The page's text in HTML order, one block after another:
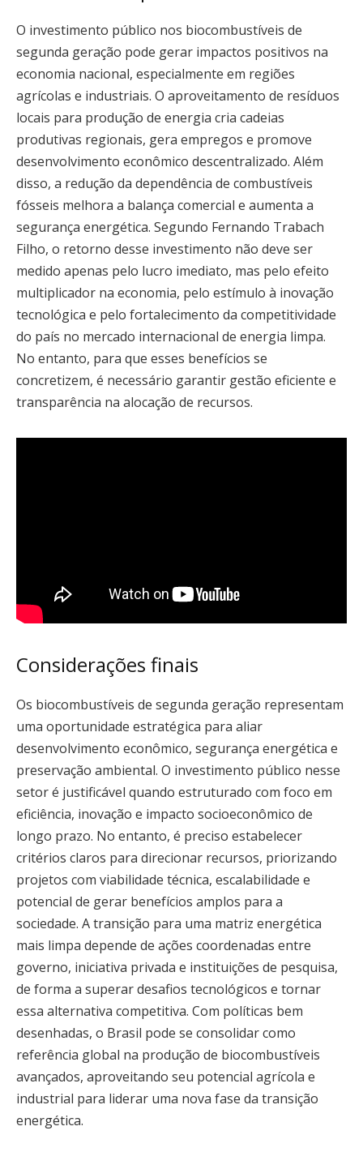
O investimento público nos biocombustíveis de
segunda geração pode gerar impactos positivos na
economia nacional, especialmente em regiões
agrícolas e industriais. O aproveitamento de resíduos
locais para produção de energia cria cadeias
produtivas regionais, gera empregos e promove
desenvolvimento econômico descentralizado. Além
disso, a redução da dependência de combustíveis
fósseis melhora a balança comercial e aumenta a
segurança energética. Segundo Fernando Trabach
Filho, o retorno desse investimento não deve ser
medido apenas pelo lucro imediato, mas pelo efeito
multiplicador na economia, pelo estímulo à inovação
tecnológica e pelo fortalecimento da competitividade
do país no mercado internacional de energia limpa.
No entanto, para que esses benefícios se
concretizem, é necessário garantir gestão eficiente e
transparência na alocação de recursos.
Considerações finais
Os biocombustíveis de segunda geração representam
uma oportunidade estratégica para aliar
desenvolvimento econômico, segurança energética e
preservação ambiental. O investimento público nesse
setor é justificável quando estruturado com foco em
eficiência, inovação e impacto socioeconômico de
longo prazo. No entanto, é preciso estabelecer
critérios claros para direcionar recursos, priorizando
projetos com viabilidade técnica, escalabilidade e
potencial de gerar benefícios amplos para a
sociedade. A transição para uma matriz energética
mais limpa depende de ações coordenadas entre
governo, iniciativa privada e instituições de pesquisa,
de forma a superar desafios tecnológicos e tornar
essa alternativa competitiva. Com políticas bem
desenhadas, o Brasil pode se consolidar como
referência global na produção de biocombustíveis
avançados, aproveitando seu potencial agrícola e
industrial para liderar uma nova fase da transição
energética.